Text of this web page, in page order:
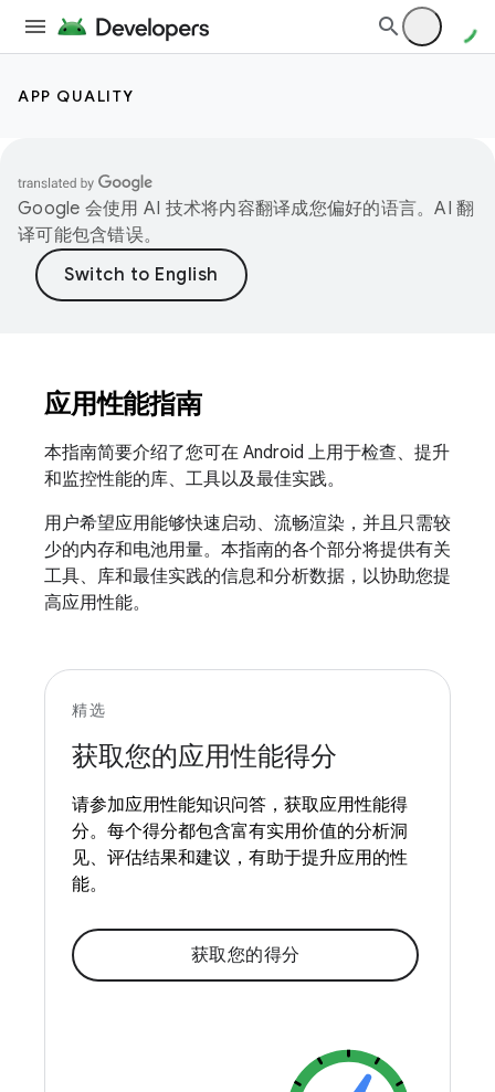
APP QUALITY
Google 会使用 AI 技术将内容翻译成您偏好的语言。AI 翻
译可能包含错误。
应用性能指南
本指南简要介绍了您可在 Android 上用于检查、提升
和监控性能的库、工具以及最佳实践。
用户希望应用能够快速启动、流畅渲染，并且只需较
少的内存和电池用量。本指南的各个部分将提供有关
工具、库和最佳实践的信息和分析数据，以协助您提
高应用性能。
精选
获取您的应用性能得分
请参加应用性能知识问答，获取应用性能得
分。每个得分都包含富有实用价值的分析洞
见、评估结果和建议，有助于提升应用的性
能。
获取您的得分